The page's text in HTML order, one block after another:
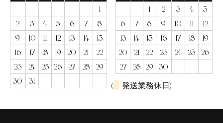
1
2
3 4 5 6 7
8
9
10 11 12 13 14
15
16
17 18 19 20 21
22
23
24 25 26 27 28
29
30
31
1
2 3 4
5
6
7 8 9 10 11
12
13
14 15 16 17 18
19
20
21 22 23 24 25
26
27
28 29
30
(
発送業務休日)